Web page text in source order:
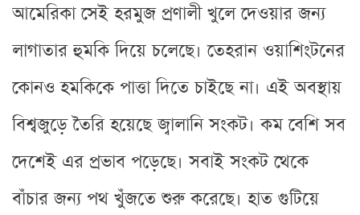
আমেরিকা সেই হরমুজ প্রণালী খুলে দেওয়ার জন্য
লাগাতার হুমকি দিয়ে চলেছে। তেহরান ওয়াশিংটনের
কোনও হমকিকে পাত্তা দিতে চাইছে না। এই অবস্থায়
বিশ্বজুড়ে তৈরি হয়েছে জ্বালানি সংকট। কম বেশি সব
দেশেই এর প্রভাব পড়েছে। সবাই সংকট থেকে
বাঁচার জন্য পথ খুঁজতে শুরু করেছে। হাত গুটিয়ে